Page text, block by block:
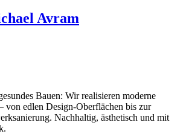
Avram
Bauen: Wir realisieren moderne
von edlen Design-Oberflächen bis zur
Nachhaltig, ästhetisch und mit